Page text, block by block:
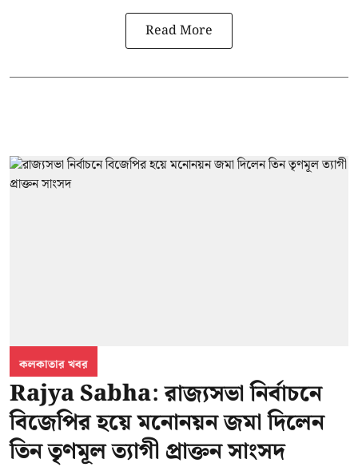
Read More
কলকাতার খবর
Rajya Sabha: রাজ্যসভা নির্বাচনে
বিজেপির হয়ে মনোনয়ন জমা দিলেন
তিন তৃণমূল ত্যাগী প্রাক্তন সাংসদ